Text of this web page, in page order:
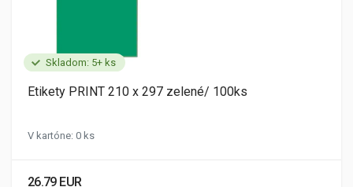
Skladom: 5+ ks
Etikety PRINT 210 x 297 zelené/ 100ks
V kartóne: 0 ks
26.79 EUR